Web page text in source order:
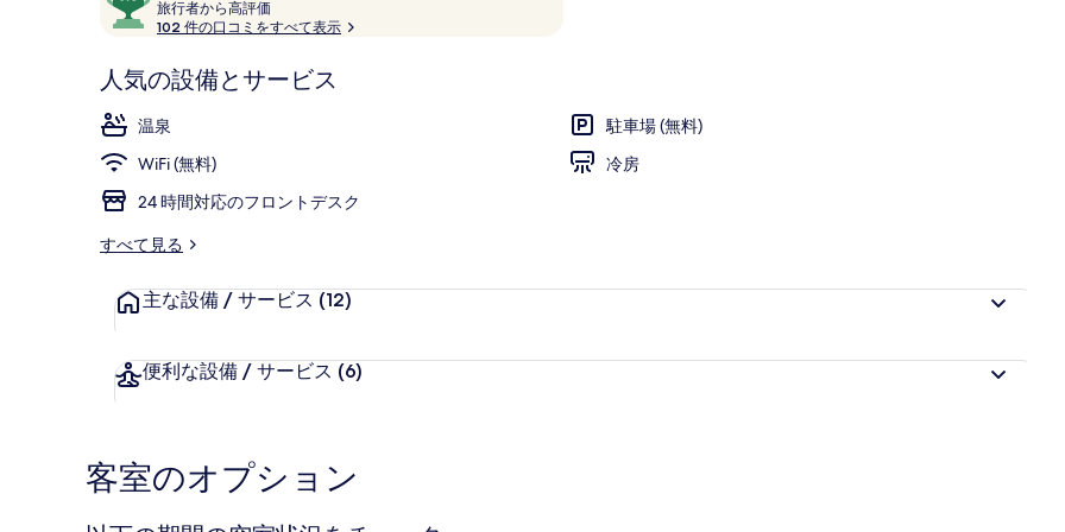
コ
ミ
段
階
9.6、
お
客
様
に
好
評
の
ミ
旅行者から高評価
行
102 件の口コミをすべて表示
人気の設備とサービス
温泉
駐車場 (無料)
WiFi (無料)
冷房
24 時間対応のフロントデスク
すべて見る
主な設備 / サービス (12)
便利な設備 / サービス (6)
客室のオプション